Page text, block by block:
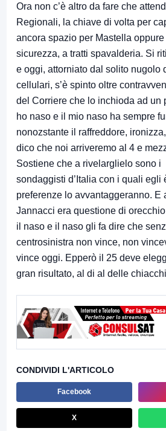
Ora non c’è altro da fare che
Regionali, la chiave di volta per
ancora spazio per Mastella
sicurezza, a tratti spavalderia. Si
e oggi, attorniato dal solito nugolo
cellulari, s’è spinto oltre
del Corriere che lo inchioda ad un
ho naso e il mio naso ha sempre
nonozstante il raffreddore,
dico che noi arriveremo al 4 e
Sostiene che a rivelarglielo sono i
sondaggisti d’Italia con i quali egli
preferenze lo avvantaggeranno. E
Jannacci era questione di
il naso e il naso gli fa dire che
centrosinistra non vince, non
vince oggi. Epperò il 25 deve
gran risultato, al di al delle
CONDIVIDI L'ARTICOLO
Facebook
X